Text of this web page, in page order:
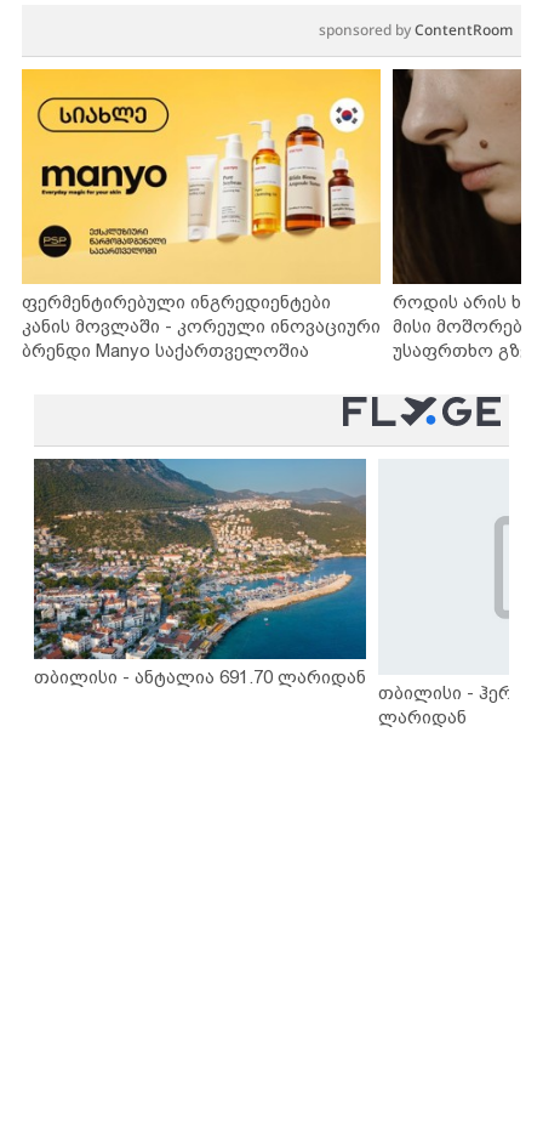
sponsored byContentRoom
ფერმენტირებული ინგრედიენტები
კანის მოვლაში - კორეული ინოვაციური
ბრენდი Manyo საქართველოშია
როდის არის
მისი
უსაფრთხო
თბილისი - ანტალია 691.70 ლარიდან
თბილისი -
ლარიდან